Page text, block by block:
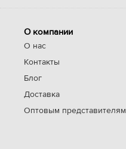
О компании
О нас
Контакты
Блог
Доставка
Оптовым представителям